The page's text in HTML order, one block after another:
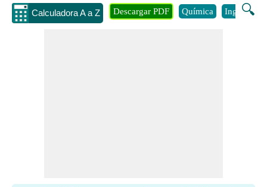
Calculadora A a Z 🔍
Descargar PDF Química Ingenieria